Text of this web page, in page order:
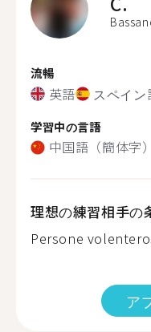
流暢
英語 スペイン
学習中の言語
中国語（簡体字）
理想の練習相手の
Persone
ア